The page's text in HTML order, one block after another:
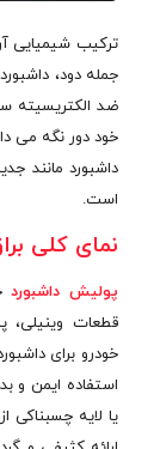
ترکیب شیمیایی
جمله دود،
ضد الکتریسیته
خود دور نگه می
داشبورد مانند
است.
نمای کلی
پولیش داشبورد
قطعات وینیلی،
خودرو برای
استفاده ایمن و
یا لایه چسبناکی